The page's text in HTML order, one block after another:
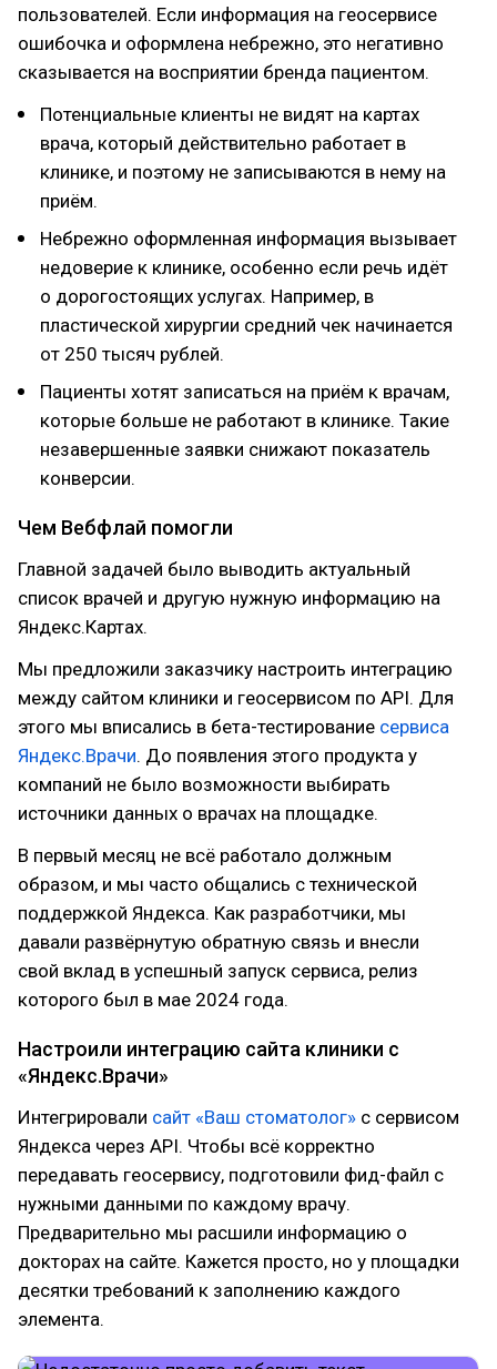
пользователей. Если информация на геосервисе
ошибочка и оформлена небрежно, это негативно
сказывается на восприятии бренда пациентом.
Потенциальные клиенты не видят на картах
врача, который действительно работает в
клинике, и поэтому не записываются в нему на
приём.
Небрежно оформленная информация вызывает
недоверие к клинике, особенно если речь идёт
о дорогостоящих услугах. Например, в
пластической хирургии средний чек начинается
от 250 тысяч рублей.
Пациенты хотят записаться на приём к врачам,
которые больше не работают в клинике. Такие
незавершенные заявки снижают показатель
конверсии.
Чем Вебфлай помогли
Главной задачей было выводить актуальный
список врачей и другую нужную информацию на
Яндекс.Картах.
Мы предложили заказчику настроить интеграцию
между сайтом клиники и геосервисом по API. Для
этого мы вписались в бета-тестирование сервиса
Яндекс.Врачи. До появления этого продукта у
компаний не было возможности выбирать
источники данных о врачах на площадке.
В первый месяц не всё работало должным
образом, и мы часто общались с технической
поддержкой Яндекса. Как разработчики, мы
давали развёрнутую обратную связь и внесли
свой вклад в успешный запуск сервиса, релиз
которого был в мае 2024 года.
Настроили интеграцию сайта клиники с
«Яндекс.Врачи»
Интегрировали сайт «Ваш стоматолог» с сервисом
Яндекса через API. Чтобы всё корректно
передавать геосервису, подготовили фид-файл с
нужными данными по каждому врачу.
Предварительно мы расшили информацию о
докторах на сайте. Кажется просто, но у площадки
десятки требований к заполнению каждого
элемента.